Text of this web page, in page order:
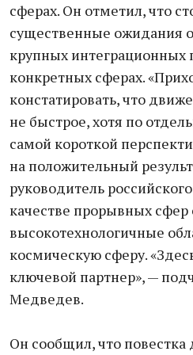
сферах. Он отметил, что
существенные ожидания
крупных интеграционных
конкретных сферах.
констатировать, что
не быстрое, хотя по
самой короткой
на положительный
руководитель
качестве прорывных сфер
высокотехнологичные
космическую сферу.
ключевой партнер», —
Медведев.
Он сообщил, что